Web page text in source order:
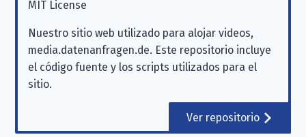
MIT License
Nuestro sitio web utilizado para alojar videos,
media.datenanfragen.de. Este repositorio incluye
el código fuente y los scripts utilizados para el
sitio.
Ver repositorio